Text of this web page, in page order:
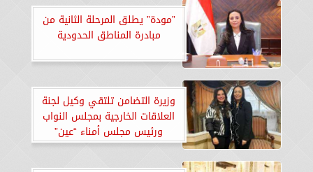
”مودة” يطلق المرحلة الثانية من
مبادرة المناطق الحدودية
وزيرة التضامن تلتقي وكيل لجنة
العلاقات الخارجية بمجلس النواب
ورئيس مجلس أمناء “عين”